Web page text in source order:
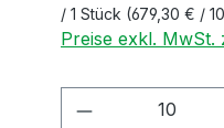
/ 1 Stück (679,30 € /
Preise exkl. MwSt.
Produkt